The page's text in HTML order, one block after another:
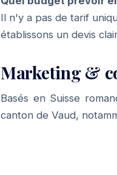
Il n'y a pas de tarif
établissons un devis
Marketing &
Basés en Suisse
canton de Vaud,